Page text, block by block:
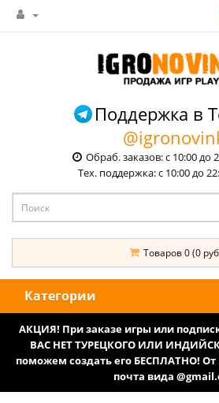
Поддержка в
Обраб. заказов: с 10:00 до
Тех. поддержка: с 10:00 до
Товаров 0 (0
Категории
АКЦИЯ! При заказе игры или
ВАС НЕТ ТУРЕЦКОГО ИЛИ
поможем создать его БЕСПЛАТНО!
почта вида